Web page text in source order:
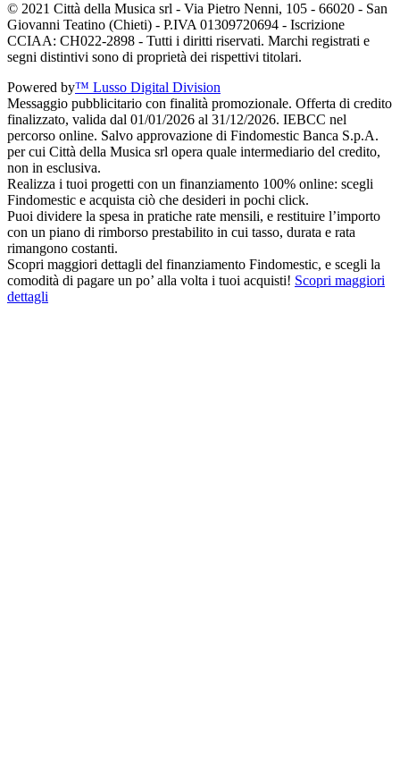
© 2021 Città della Musica srl - Via Pietro Nenni, 105 - 66020 - San
Giovanni Teatino (Chieti) - P.IVA 01309720694 - Iscrizione
CCIAA: CH022-2898 - Tutti i diritti riservati. Marchi registrati e
segni distintivi sono di proprietà dei rispettivi titolari.
Powered by™ Lusso Digital Division
Messaggio pubblicitario con finalità promozionale. Offerta di credito
finalizzato, valida dal 01/01/2026 al 31/12/2026. IEBCC nel
percorso online. Salvo approvazione di Findomestic Banca S.p.A.
per cui Città della Musica srl opera quale intermediario del credito,
non in esclusiva.
Realizza i tuoi progetti con un finanziamento 100% online: scegli
Findomestic e acquista ciò che desideri in pochi click.
Puoi dividere la spesa in pratiche rate mensili, e restituire l’importo
con un piano di rimborso prestabilito in cui tasso, durata e rata
rimangono costanti.
Scopri maggiori dettagli del finanziamento Findomestic, e scegli la
comodità di pagare un po’ alla volta i tuoi acquisti! Scopri maggiori
dettagli